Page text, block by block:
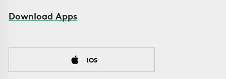
Download Apps
IOS